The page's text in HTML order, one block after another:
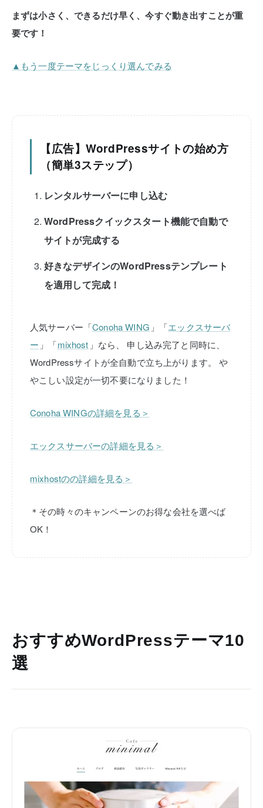
まずは小さく、できるだけ早く、今すぐ動き出すことが重
要です！
▲もう一度テーマをじっくり選んでみる
【広告】WordPressサイトの始め方
（簡単3ステップ）
レンタルサーバーに申し込む
WordPressクイックスタート機能で自動で
サイトが完成する
好きなデザインのWordPressテンプレート
を適用して完成！
人気サーバー「Conoha WING 」「エックスサーバ
ー 」「mixhost 」なら、
申し込み完了と同時に、
WordPressサイトが全自動で立ち上がります。
や
やこしい設定が一切不要になりました！
Conoha WINGの詳細を見る＞
エックスサーバーの詳細を見る＞
mixhostのの詳細を見る＞
＊その時々のキャンペーンのお得な会社を選べば
OK！
おすすめWordPressテーマ10
選